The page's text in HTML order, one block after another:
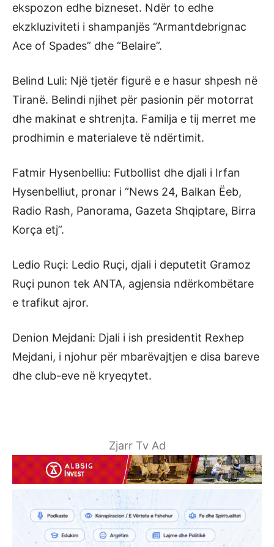
ekspozon edhe bizneset. Ndër to edhe
ekzkluziviteti i shampanjës “Armantdebrignac
Ace of Spades” dhe “Belaire”.
Belind Luli: Një tjetër figurë e e hasur shpesh në
Tiranë. Belindi njihet për pasionin për motorrat
dhe makinat e shtrenjta. Familja e tij merret me
prodhimin e materialeve të ndërtimit.
Fatmir Hysenbelliu: Futbollist dhe djali i Irfan
Hysenbelliut, pronar i “News 24, Balkan Ëeb,
Radio Rash, Panorama, Gazeta Shqiptare, Birra
Korça etj”.
Ledio Ruçi: Ledio Ruçi, djali i deputetit Gramoz
Ruçi punon tek ANTA, agjensia ndërkombëtare
e trafikut ajror.
Denion Mejdani: Djali i ish presidentit Rexhep
Mejdani, i njohur për mbarëvajtjen e disa bareve
dhe club-eve në kryeqytet.
Zjarr Tv Ad